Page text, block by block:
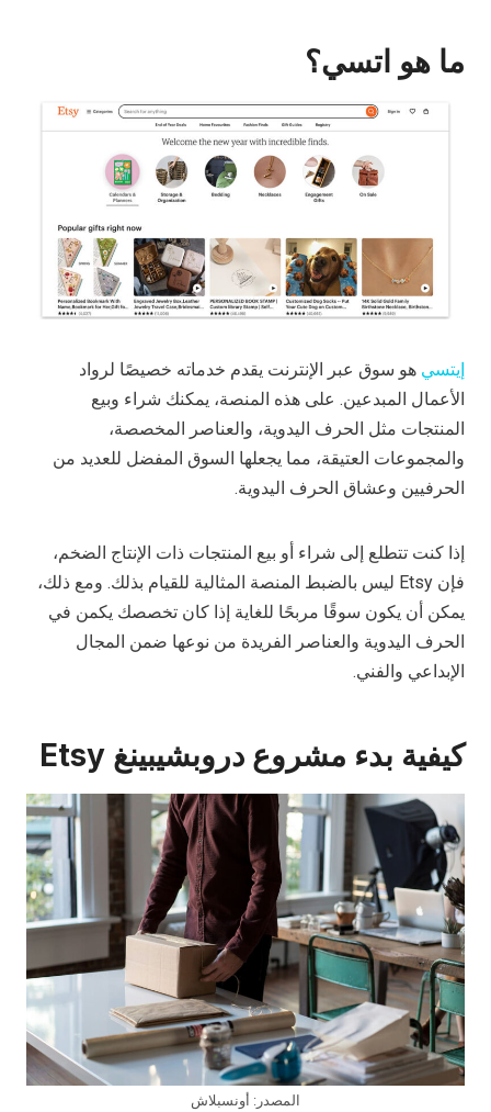
ما هو اتسي؟
إيتسي هو سوق عبر الإنترنت يقدم خدماته خصيصًا لرواد
الأعمال المبدعين. على هذه المنصة، يمكنك شراء وبيع
المنتجات مثل الحرف اليدوية، والعناصر المخصصة،
والمجموعات العتيقة، مما يجعلها السوق المفضل للعديد من
الحرفيين وعشاق الحرف اليدوية.
إذا كنت تتطلع إلى شراء أو بيع المنتجات ذات الإنتاج الضخم،
فإن Etsy ليس بالضبط المنصة المثالية للقيام بذلك. ومع ذلك،
يمكن أن يكون سوقًا مربحًا للغاية إذا كان تخصصك يكمن في
الحرف اليدوية والعناصر الفريدة من نوعها ضمن المجال
الإبداعي والفني.
كيفية بدء مشروع دروبشيبينغ Etsy
المصدر: أونسبلاش